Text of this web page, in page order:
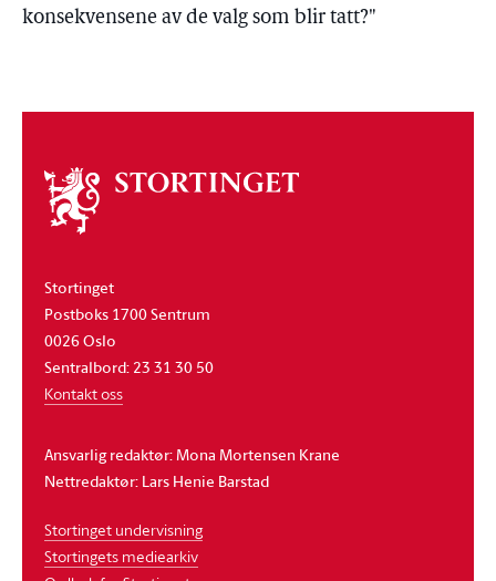
konsekvensene av de valg som blir tatt?"
Om
stortinget
Stortinget
Postboks 1700 Sentrum
0026 Oslo
Sentralbord: 23 31 30 50
Kontakt oss
Ansvarlig redaktør: Mona Mortensen Krane
Nettredaktør: Lars Henie Barstad
Stortinget undervisning
Stortingets mediearkiv